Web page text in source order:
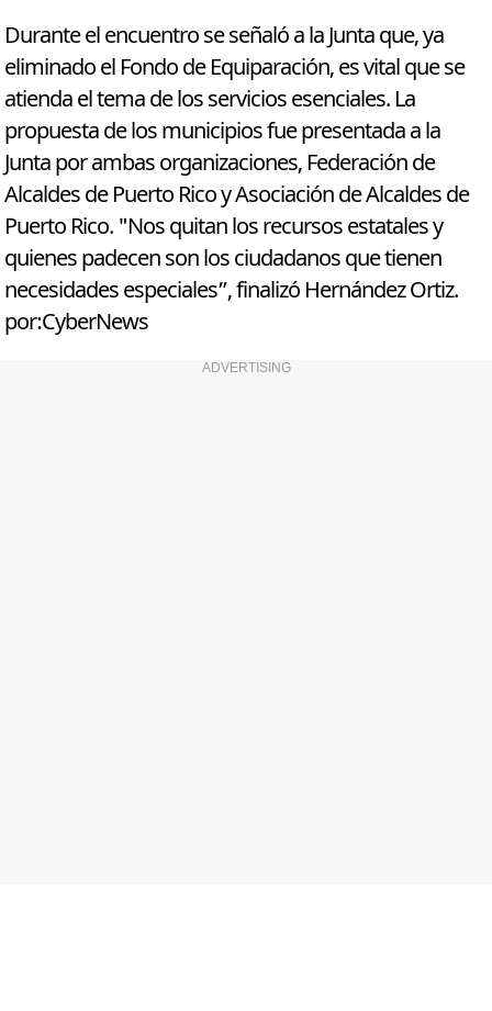
Durante el encuentro se señaló a la Junta que, ya
eliminado el Fondo de Equiparación, es vital que se
atienda el tema de los servicios esenciales. La
propuesta de los municipios fue presentada a la
Junta por ambas organizaciones, Federación de
Alcaldes de Puerto Rico y Asociación de Alcaldes de
Puerto Rico. "Nos quitan los recursos estatales y
quienes padecen son los ciudadanos que tienen
necesidades especiales”, finalizó Hernández Ortiz.
por:CyberNews
ADVERTISING